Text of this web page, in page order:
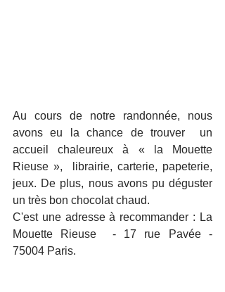
Au cours de notre randonnée, nous
avons eu la chance de trouver  un
accueil chaleureux à « la Mouette
Rieuse »,  librairie, carterie, papeterie,
jeux. De plus, nous avons pu déguster
un très bon chocolat chaud.
C'est une adresse à recommander : La
Mouette Rieuse  - 17 rue Pavée -
75004 Paris.